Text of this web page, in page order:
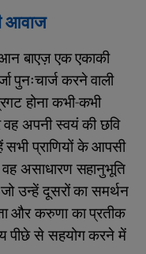
आवाज
बाएज़ एक एकाकी
पुनःचार्ज करने वाली
होना कभी-कभी
अपनी स्वयं की छवि
प्राणियों के आपसी
असाधारण सहानुभूति
उन्हें दूसरों का समर्थन
और करुणा का प्रतीक
पीछे से सहयोग करने में